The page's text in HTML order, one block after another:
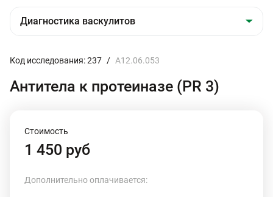
Код исследования: 237 / A12.06.053
Антитела к протеиназе (PR 3)
Стоимость
1 450 руб
Дополнительно оплачивается: